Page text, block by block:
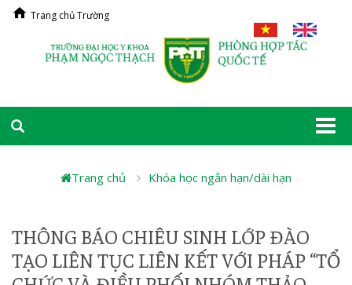
Trang chủ Trường
Trang chủ Khóa học ngắn hạn/dài hạn
THÔNG BÁO CHIÊU SINH LỚP ĐÀO
TẠO LIÊN TỤC LIÊN KẾT VỚI PHÁP “TỔ